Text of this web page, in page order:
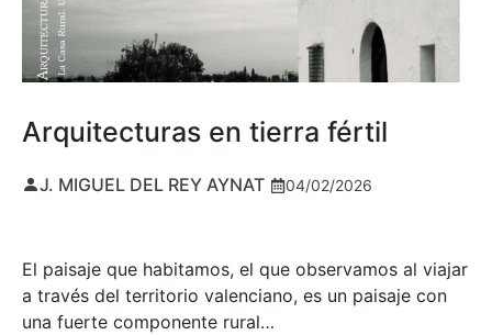
Arquitecturas en tierra fértil
J. MIGUEL DEL REY AYNAT 04/02/2026
El paisaje que habitamos, el que observamos al viajar
a través del territorio valenciano, es un paisaje con
una fuerte componente rural…